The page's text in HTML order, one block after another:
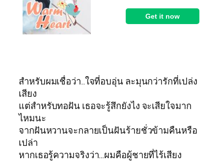
สำหรับผมเชื่อว่า..ใจที่อบอุ่น ละมุนกว่ารักที่เปล่ง
เสียง
แต่สำหรับทอฝัน เธอจะรู้สึกยังไง จะเสียใจมาก
ไหมนะ
จากฝันหวานจะกลายเป็นฝันร้ายชั่วข้ามคืนหรือ
เปล่า
หากเธอรู้ความจริงว่า…ผมคือผู้ชายที่ไร้เสียง